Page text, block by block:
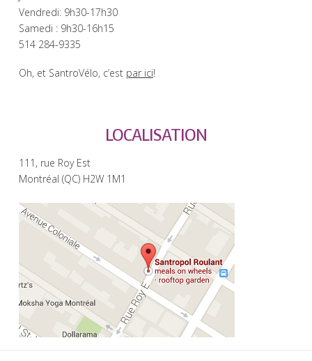
Vendredi: 9h30-17h30
Samedi : 9h30-16h15
514 284-9335
Oh, et SantroVélo, c’est par ici!
LOCALISATION
111, rue Roy Est
Montréal (QC) H2W 1M1